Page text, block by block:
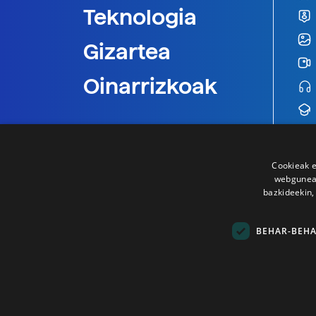
Teknologia
Gizartea
Oinarrizkoak
Cookieak
BEHAR-